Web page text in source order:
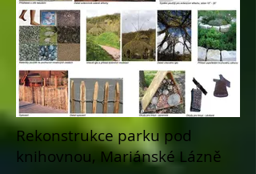
Rekonstrukce parku pod
knihovnou, Mariánské Lázně